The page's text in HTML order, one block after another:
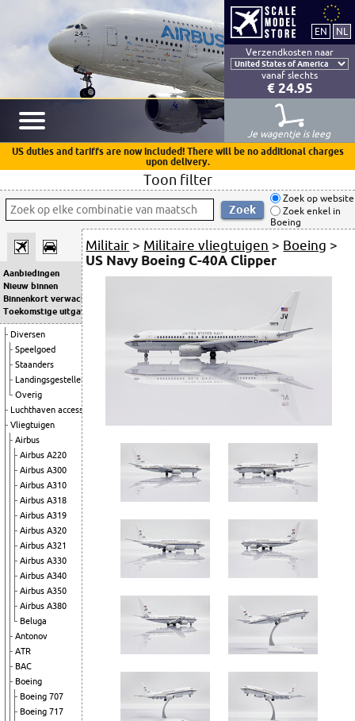
Verzendkosten naar
vanaf slechts
€ 24.95
Je wagentje is leeg
US duties and tariffs are now included! There will be no additional charges
upon delivery.
Toon filter
Zoek op website
Zoek enkel in
Boeing
Aanbiedingen
Nieuw binnen
Binnenkort verwacht
Toekomstige uitgaven
Diversen
Speelgoed
Staanders
Landingsgestellen
Overig
Luchthaven accessoires
Vliegtuigen
Airbus
Airbus A220
Airbus A300
Airbus A310
Airbus A318
Airbus A319
Airbus A320
Airbus A321
Airbus A330
Airbus A340
Airbus A350
Airbus A380
Beluga
Antonov
ATR
BAC
Boeing
Boeing 707
Boeing 717
Militair > Militaire vliegtuigen > Boeing >
US Navy Boeing C-40A Clipper